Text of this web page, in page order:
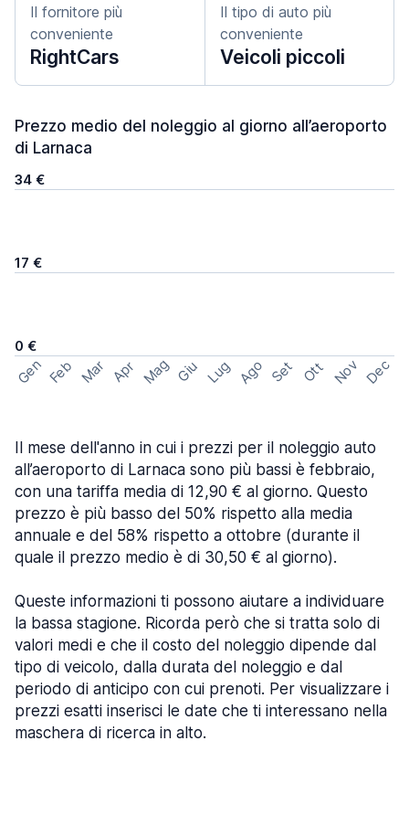
Il fornitore più
conveniente
RightCars
Il tipo di auto più
conveniente
Veicoli piccoli
Prezzo medio del noleggio al giorno all’aeroporto
di Larnaca
34 €
17 €
0 €
Gen Feb Mar Apr Mag Giu Lug Ago Set Ott Nov Dec
Il mese dell'anno in cui i prezzi per il noleggio auto
all’aeroporto di Larnaca sono più bassi è febbraio,
con una tariffa media di 12,90 € al giorno. Questo
prezzo è più basso del 50% rispetto alla media
annuale e del 58% rispetto a ottobre (durante il
quale il prezzo medio è di 30,50 € al giorno).
Queste informazioni ti possono aiutare a individuare
la bassa stagione. Ricorda però che si tratta solo di
valori medi e che il costo del noleggio dipende dal
tipo di veicolo, dalla durata del noleggio e dal
periodo di anticipo con cui prenoti. Per visualizzare i
prezzi esatti inserisci le date che ti interessano nella
maschera di ricerca in alto.